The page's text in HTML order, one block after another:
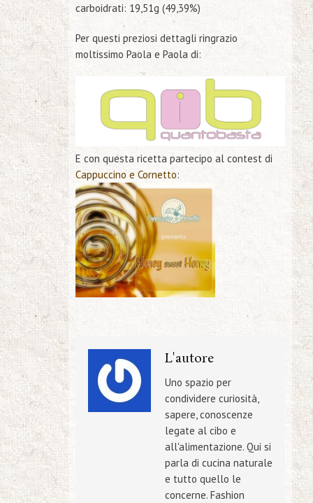
carboidrati: 19,51g (49,39%)
Per questi preziosi dettagli ringrazio
moltissimo Paola e Paola di:
E con questa ricetta partecipo al contest di
Cappuccino e Cornetto:
L'autore
Uno spazio per
condividere curiosità,
sapere, conoscenze
legate al cibo e
all'alimentazione. Qui si
parla di cucina naturale
e tutto quello le
concerne. Fashion